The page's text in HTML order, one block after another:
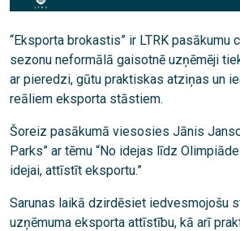
“Eksporta brokastis” ir LTRK pasākumu
sezonu neformālā gaisotnē uzņēmēji
ar pieredzi, gūtu praktiskas atziņas un
reāliem eksporta stāstiem.
Šoreiz pasākumā viesosies Jānis
Parks” ar tēmu “No idejas līdz
idejai, attīstīt eksportu.”
Sarunas laikā dzirdēsiet iedvesmojošu
uzņēmuma eksporta attīstību, kā arī